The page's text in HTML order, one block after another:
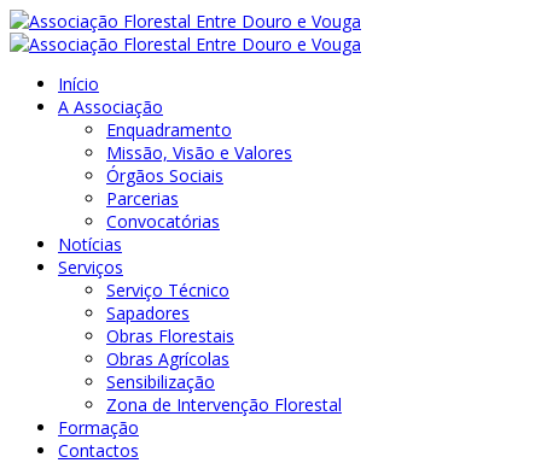
Início
A Associação
Enquadramento
Missão, Visão e Valores
Órgãos Sociais
Parcerias
Convocatórias
Notícias
Serviços
Serviço Técnico
Sapadores
Obras Florestais
Obras Agrícolas
Sensibilização
Zona de Intervenção Florestal
Formação
Contactos